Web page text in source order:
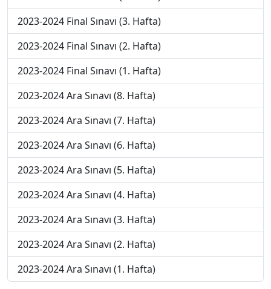
2023-2024 Final Sınavı (3. Hafta)
2023-2024 Final Sınavı (2. Hafta)
2023-2024 Final Sınavı (1. Hafta)
2023-2024 Ara Sınavı (8. Hafta)
2023-2024 Ara Sınavı (7. Hafta)
2023-2024 Ara Sınavı (6. Hafta)
2023-2024 Ara Sınavı (5. Hafta)
2023-2024 Ara Sınavı (4. Hafta)
2023-2024 Ara Sınavı (3. Hafta)
2023-2024 Ara Sınavı (2. Hafta)
2023-2024 Ara Sınavı (1. Hafta)